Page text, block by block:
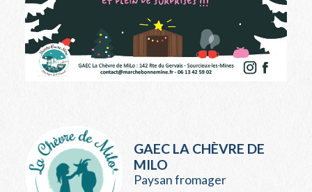
GAEC LA CHÈVRE DE
MILO
Paysan fromager